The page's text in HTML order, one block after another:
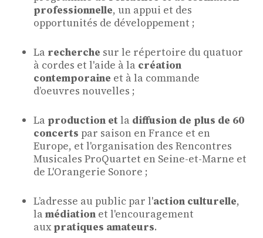
professionnelle, un appui et des
opportunités de développement ;
La recherche sur le répertoire du quatuor
à cordes et l'aide à la création
contemporaine et à la commande
dʼoeuvres nouvelles ;
La production etla diffusion de plus de 60
concerts par saison en France et en
Europe, et l'organisation des Rencontres
Musicales ProQuartet en Seine-et-Marne et
de L'Orangerie Sonore ;
Lʼadresse au public par l'action culturelle,
la médiation et l'encouragement
auxpratiques amateurs.
ProQuartet - Centre
Européen de Musique de
Chambre
Résidence jeunes
interprètes
Formation
professionnelle et